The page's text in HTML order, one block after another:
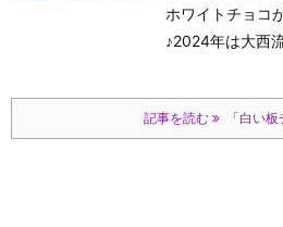
ホワイトチョコ
♪2024年は大西
記事を読む 「白い板